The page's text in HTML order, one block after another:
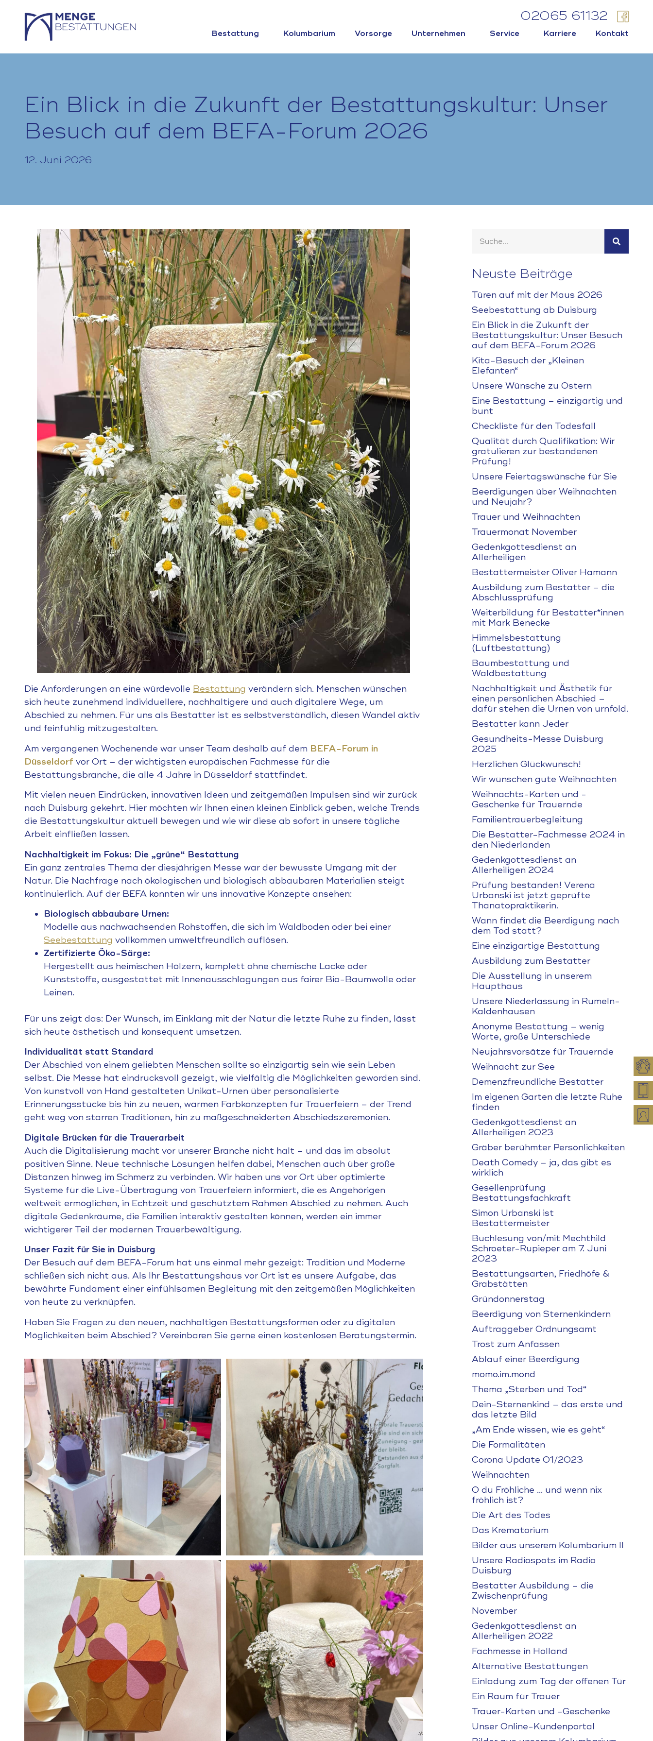
02065 61132
Bestattung Kolumbarium Vorsorge Unternehmen Service Karriere Kontakt
Ein Blick in die Zukunft der Bestattungskultur: Unser
Besuch auf dem BEFA-Forum 2026
12. Juni 2026
Die Anforderungen an eine würdevolle Bestattung verändern sich. Menschen wünschen
sich heute zunehmend individuellere, nachhaltigere und auch digitalere Wege, um
Abschied zu nehmen. Für uns als Bestatter ist es selbstverständlich, diesen Wandel aktiv
und feinfühlig mitzugestalten.
Am vergangenen Wochenende war unser Team deshalb auf dem BEFA-Forum in
Düsseldorf vor Ort – der wichtigsten europäischen Fachmesse für die
Bestattungsbranche, die alle 4 Jahre in Düsseldorf stattfindet.
Mit vielen neuen Eindrücken, innovativen Ideen und zeitgemäßen Impulsen sind wir zurück
nach Duisburg gekehrt. Hier möchten wir Ihnen einen kleinen Einblick geben, welche Trends
die Bestattungskultur aktuell bewegen und wie wir diese ab sofort in unsere tägliche
Arbeit einfließen lassen.
Nachhaltigkeit im Fokus: Die „grüne“ Bestattung
Ein ganz zentrales Thema der diesjährigen Messe war der bewusste Umgang mit der
Natur. Die Nachfrage nach ökologischen und biologisch abbaubaren Materialien steigt
kontinuierlich. Auf der BEFA konnten wir uns innovative Konzepte ansehen:
Biologisch abbaubare Urnen:
Modelle aus nachwachsenden Rohstoffen, die sich im Waldboden oder bei einer
Seebestattung vollkommen umweltfreundlich auflösen.
Zertifizierte Öko-Särge:
Hergestellt aus heimischen Hölzern, komplett ohne chemische Lacke oder
Kunststoffe, ausgestattet mit Innenausschlagungen aus fairer Bio-Baumwolle oder
Leinen.
Für uns zeigt das: Der Wunsch, im Einklang mit der Natur die letzte Ruhe zu finden, lässt
sich heute ästhetisch und konsequent umsetzen.
Individualität statt Standard
Der Abschied von einem geliebten Menschen sollte so einzigartig sein wie sein Leben
selbst. Die Messe hat eindrucksvoll gezeigt, wie vielfältig die Möglichkeiten geworden sind.
Von kunstvoll von Hand gestalteten Unikat-Urnen über personalisierte
Erinnerungsstücke bis hin zu neuen, warmen Farbkonzepten für Trauerfeiern – der Trend
geht weg von starren Traditionen, hin zu maßgeschneiderten Abschiedszeremonien.
Digitale Brücken für die Trauerarbeit
Auch die Digitalisierung macht vor unserer Branche nicht halt – und das im absolut
positiven Sinne. Neue technische Lösungen helfen dabei, Menschen auch über große
Distanzen hinweg im Schmerz zu verbinden. Wir haben uns vor Ort über optimierte
Systeme für die Live-Übertragung von Trauerfeiern informiert, die es Angehörigen
weltweit ermöglichen, in Echtzeit und geschütztem Rahmen Abschied zu nehmen. Auch
digitale Gedenkräume, die Familien interaktiv gestalten können, werden ein immer
wichtigerer Teil der modernen Trauerbewältigung.
Unser Fazit für Sie in Duisburg
Der Besuch auf dem BEFA-Forum hat uns einmal mehr gezeigt: Tradition und Moderne
schließen sich nicht aus. Als Ihr Bestattungshaus vor Ort ist es unsere Aufgabe, das
bewährte Fundament einer einfühlsamen Begleitung mit den zeitgemäßen Möglichkeiten
von heute zu verknüpfen.
Haben Sie Fragen zu den neuen, nachhaltigen Bestattungsformen oder zu digitalen
Möglichkeiten beim Abschied? Vereinbaren Sie gerne einen kostenlosen Beratungstermin.
Neuste Beiträge
Türen auf mit der Maus 2026
Seebestattung ab Duisburg
Ein Blick in die Zukunft der
Bestattungskultur: Unser Besuch
auf dem BEFA-Forum 2026
Kita-Besuch der „Kleinen
Elefanten“
Unsere Wünsche zu Ostern
Eine Bestattung – einzigartig und
bunt
Checkliste für den Todesfall
Qualität durch Qualifikation: Wir
gratulieren zur bestandenen
Prüfung!
Unsere Feiertagswünsche für Sie
Beerdigungen über Weihnachten
und Neujahr?
Trauer und Weihnachten
Trauermonat November
Gedenkgottesdienst an
Allerheiligen
Bestattermeister Oliver Hamann
Ausbildung zum Bestatter – die
Abschlussprüfung
Weiterbildung für Bestatter*innen
mit Mark Benecke
Himmelsbestattung
(Luftbestattung)
Baumbestattung und
Waldbestattung
Nachhaltigkeit und Ästhetik für
einen persönlichen Abschied –
dafür stehen die Urnen von urnfold.
Bestatter kann Jeder
Gesundheits-Messe Duisburg
2025
Herzlichen Glückwunsch!
Wir wünschen gute Weihnachten
Weihnachts-Karten und -
Geschenke für Trauernde
Familientrauerbegleitung
Die Bestatter-Fachmesse 2024 in
den Niederlanden
Gedenkgottesdienst an
Allerheiligen 2024
Prüfung bestanden! Verena
Urbanski ist jetzt geprüfte
Thanatopraktikerin.
Wann findet die Beerdigung nach
dem Tod statt?
Eine einzigartige Bestattung
Ausbildung zum Bestatter
Die Ausstellung in unserem
Haupthaus
Unsere Niederlassung in Rumeln-
Kaldenhausen
Anonyme Bestattung – wenig
Worte, große Unterschiede
Neujahrsvorsätze für Trauernde
Weihnacht zur See
Demenzfreundliche Bestatter
Im eigenen Garten die letzte Ruhe
finden
Gedenkgottesdienst an
Allerheiligen 2023
Gräber berühmter Persönlichkeiten
Death Comedy – ja, das gibt es
wirklich
Gesellenprüfung
Bestattungsfachkraft
Simon Urbanski ist
Bestattermeister
Buchlesung von/mit Mechthild
Schroeter-Rupieper am 7. Juni
2023
Bestattungsarten, Friedhöfe &
Grabstätten
Gründonnerstag
Beerdigung von Sternenkindern
Auftraggeber Ordnungsamt
Trost zum Anfassen
Ablauf einer Beerdigung
momo.im.mond
Thema „Sterben und Tod“
Dein-Sternenkind – das erste und
das letzte Bild
„Am Ende wissen, wie es geht“
Die Formalitäten
Corona Update 01/2023
Weihnachten
O du Fröhliche … und wenn nix
fröhlich ist?
Die Art des Todes
Das Krematorium
Bilder aus unserem Kolumbarium II
Unsere Radiospots im Radio
Duisburg
Bestatter Ausbildung – die
Zwischenprüfung
November
Gedenkgottesdienst an
Allerheiligen 2022
Fachmesse in Holland
Alternative Bestattungen
Einladung zum Tag der offenen Tür
Ein Raum für Trauer
Trauer-Karten und -Geschenke
Unser Online-Kundenportal